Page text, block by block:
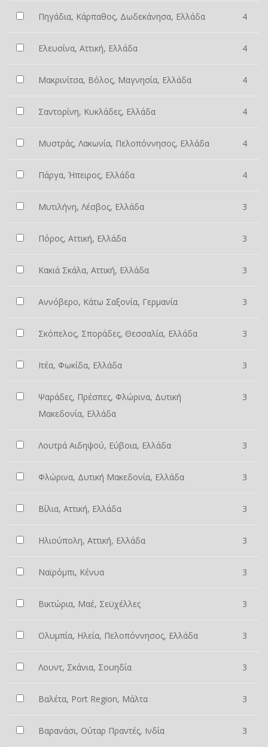
Πηγάδια, Κάρπαθος, Δωδεκάνησα, Ελλάδα 4
Ελευσίνα, Αττική, Ελλάδα 4
Μακρινίτσα, Βόλος, Μαγνησία, Ελλάδα 4
Σαντορίνη, Κυκλάδες, Ελλάδα 4
Μυστράς, Λακωνία, Πελοπόννησος, Ελλάδα 4
Πάργα, Ήπειρος, Ελλάδα 4
Μυτιλήνη, Λέσβος, Ελλάδα 3
Πόρος, Αττική, Ελλάδα 3
Κακιά Σκάλα, Αττική, Ελλάδα 3
Αννόβερο, Κάτω Σαξονία, Γερμανία 3
Σκόπελος, Σποράδες, Θεσσαλία, Ελλάδα 3
Ιτέα, Φωκίδα, Ελλάδα 3
Ψαράδες, Πρέσπες, Φλώρινα, Δυτική
Μακεδονία, Ελλάδα
3
Λουτρά Αιδηψού, Εύβοια, Ελλάδα 3
Φλώρινα, Δυτική Μακεδονία, Ελλάδα 3
Βίλια, Αττική, Ελλάδα 3
Ηλιούπολη, Αττική, Ελλάδα 3
Ναϊρόμπι, Κένυα 3
Βικτώρια, Μαέ, Σεϋχέλλες 3
Ολυμπία, Ηλεία, Πελοπόννησος, Ελλάδα 3
Λουντ, Σκάνια, Σουηδία 3
Βαλέτα, Port Region, Μάλτα 3
Βαρανάσι, Ούταρ Πραντές, Ινδία 3